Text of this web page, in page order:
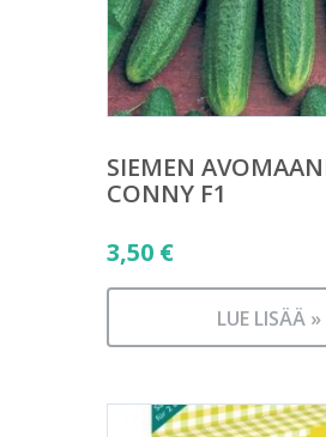
SIEMEN
CONNY F1
3,50 €
LUE LISÄÄ »